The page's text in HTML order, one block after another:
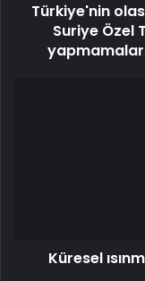
Türkiye'nin
Suriye Özel
Küresel